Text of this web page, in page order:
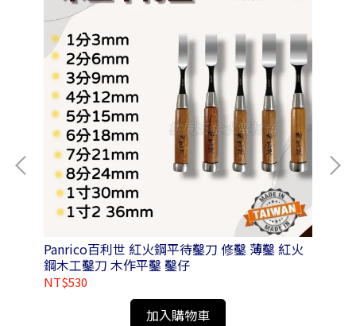
Panrico百利世 紅火鋼平待鑿刀 修鑿 薄鑿 紅火
鋼木工鑿刀 木作平鑿 鑿仔
NT$530
加入購物車